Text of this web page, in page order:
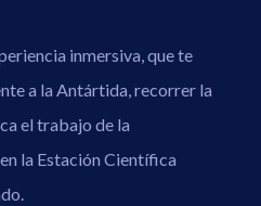
inmersiva, que te
a la Antártida, recorrer la
el trabajo de la
la Estación Científica